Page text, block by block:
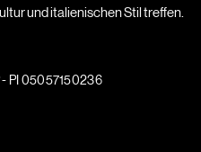
und italienischen Stil treffen.
- PI 05057150236